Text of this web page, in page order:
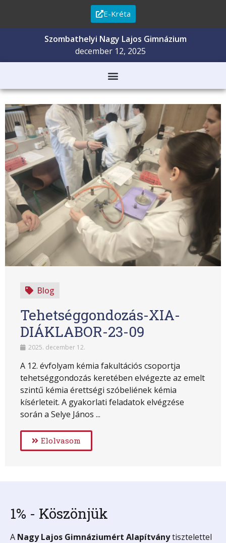
E-Kréta
Szombathelyi Nagy Lajos Gimnázium
december 12, 2025
Blog
Tehetséggondozás-XIA-
DIÁKLABOR-23-09
2025. december 12.
A 12. évfolyam kémia fakultációs csoportja
tehetséggondozás keretében elvégezte az emelt
szintű kémia érettségi szóbeliének kémia
kísérleteit. A gyakorlati feladatok elvégzése
során a Selye János ...
Elolvasom
1% - Köszönjük
A Nagy Lajos Gimnáziumért Alapítványtisztelettel